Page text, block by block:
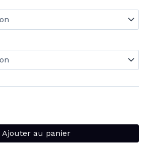
Ajouter au panier